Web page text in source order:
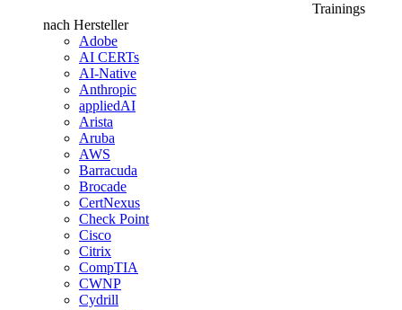
Trainings
nach Hersteller
Adobe
AI CERTs
AI-Native
Anthropic
appliedAI
Arista
Aruba
AWS
Barracuda
Brocade
CertNexus
Check Point
Cisco
Citrix
CompTIA
CWNP
Cydrill